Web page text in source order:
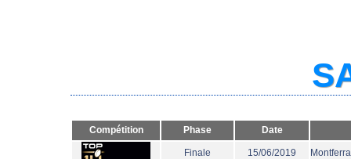
Compétition Phase Date
Finale 15/06/2019